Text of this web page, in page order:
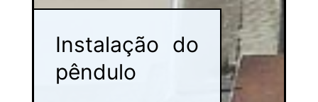
Instalação do
pêndulo